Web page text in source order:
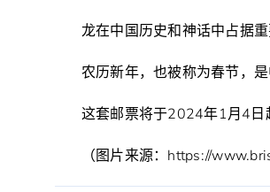
龙在中国历史和神话中占据
农历新年，也被称为春节，
这套邮票将于2024年1月4日
（图片来源：https://